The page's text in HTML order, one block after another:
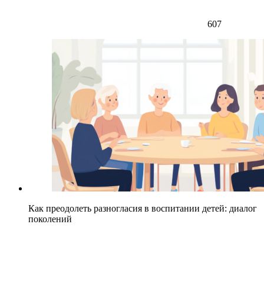
607
Как преодолеть разногласия в воспитании детей: диалог
поколений